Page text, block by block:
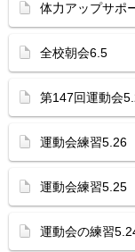
体力アップサポ
全校朝会6.5
第147回運動会
運動会練習5.26
運動会練習5.25
運動会の練習